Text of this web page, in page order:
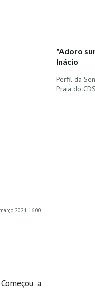
2021 16:00
a
"Adoro
Inácio
Perfil da
Praia do